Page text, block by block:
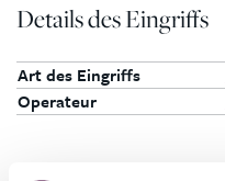
Details des Eingriffs
Art des Eingriffs
Operateur
Klientin